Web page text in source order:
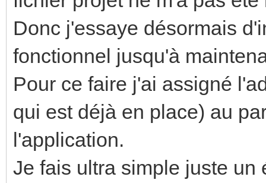
Donc j'essaye désormais
fonctionnel jusqu'à
Pour ce faire j'ai assigné
qui est déjà en place) au
l'application.
Je fais ultra simple juste un